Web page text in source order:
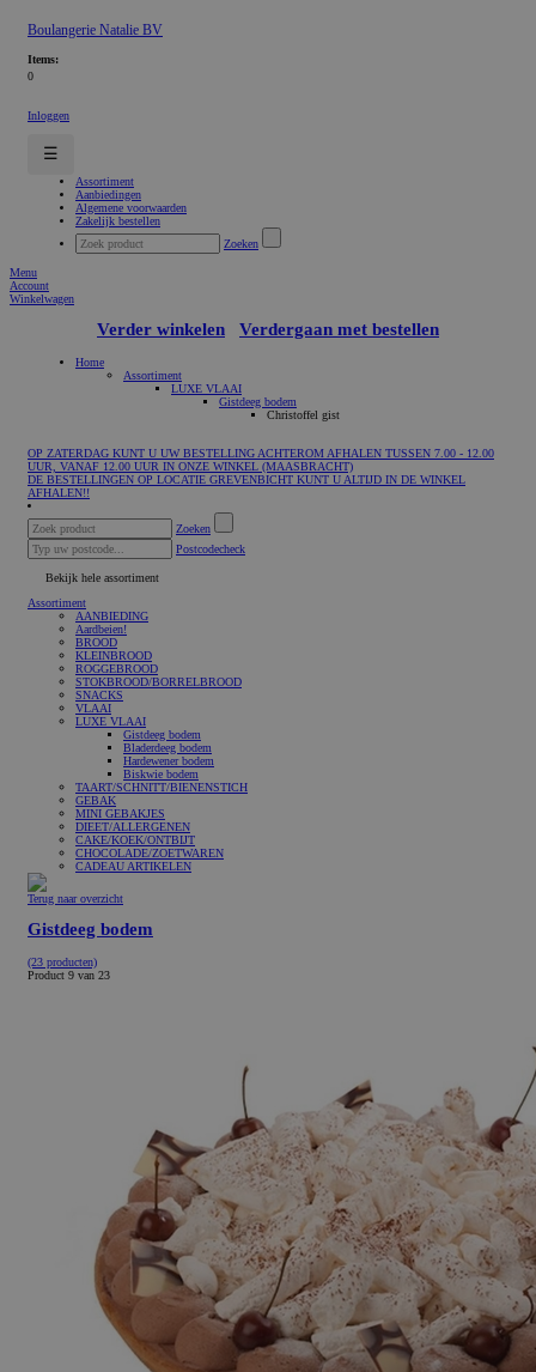
Boulangerie Natalie BV
Items:
0
Inloggen
☰
Assortiment
Aanbiedingen
Algemene voorwaarden
Zakelijk bestellen
Zoeken
Menu
Account
Winkelwagen
Verder winkelen Verdergaan met bestellen
Home
Assortiment
LUXE VLAAI
Gistdeeg bodem
Christoffel gist
OP ZATERDAG KUNT U UW BESTELLING ACHTEROM AFHALEN TUSSEN 7.00 - 12.00
UUR, VANAF 12.00 UUR IN ONZE WINKEL (MAASBRACHT)
DE BESTELLINGEN OP LOCATIE GREVENBICHT KUNT U ALTIJD IN DE WINKEL
AFHALEN!!
Zoeken
Postcodecheck
Bekijk hele assortiment
Assortiment
AANBIEDING
Aardbeien!
BROOD
KLEINBROOD
ROGGEBROOD
STOKBROOD/BORRELBROOD
SNACKS
VLAAI
LUXE VLAAI
Gistdeeg bodem
Bladerdeeg bodem
Hardewener bodem
Biskwie bodem
TAART/SCHNITT/BIENENSTICH
GEBAK
MINI GEBAKJES
DIEET/ALLERGENEN
CAKE/KOEK/ONTBIJT
CHOCOLADE/ZOETWAREN
CADEAU ARTIKELEN
Terug naar overzicht
Gistdeeg bodem
(23 producten)
Product 9 van 23